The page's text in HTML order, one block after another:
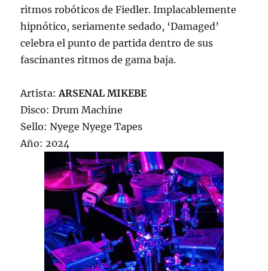
ritmos robóticos de Fiedler. Implacablemente
hipnótico, seriamente sedado, ‘Damaged’
celebra el punto de partida dentro de sus
fascinantes ritmos de gama baja.
Artista:ARSENAL MIKEBE
Disco: Drum Machine
Sello: Nyege Nyege Tapes
Año: 2024